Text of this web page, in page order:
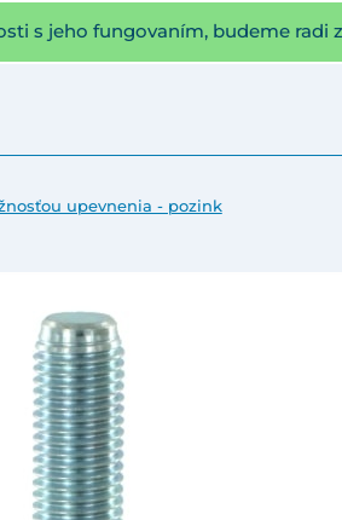
s jeho fungovaním, budeme radi
upevnenia - pozink